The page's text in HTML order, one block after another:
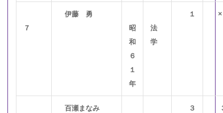
７
伊藤 勇
昭
和
６
１
年
法
学
１ ×
百瀬まなみ
３